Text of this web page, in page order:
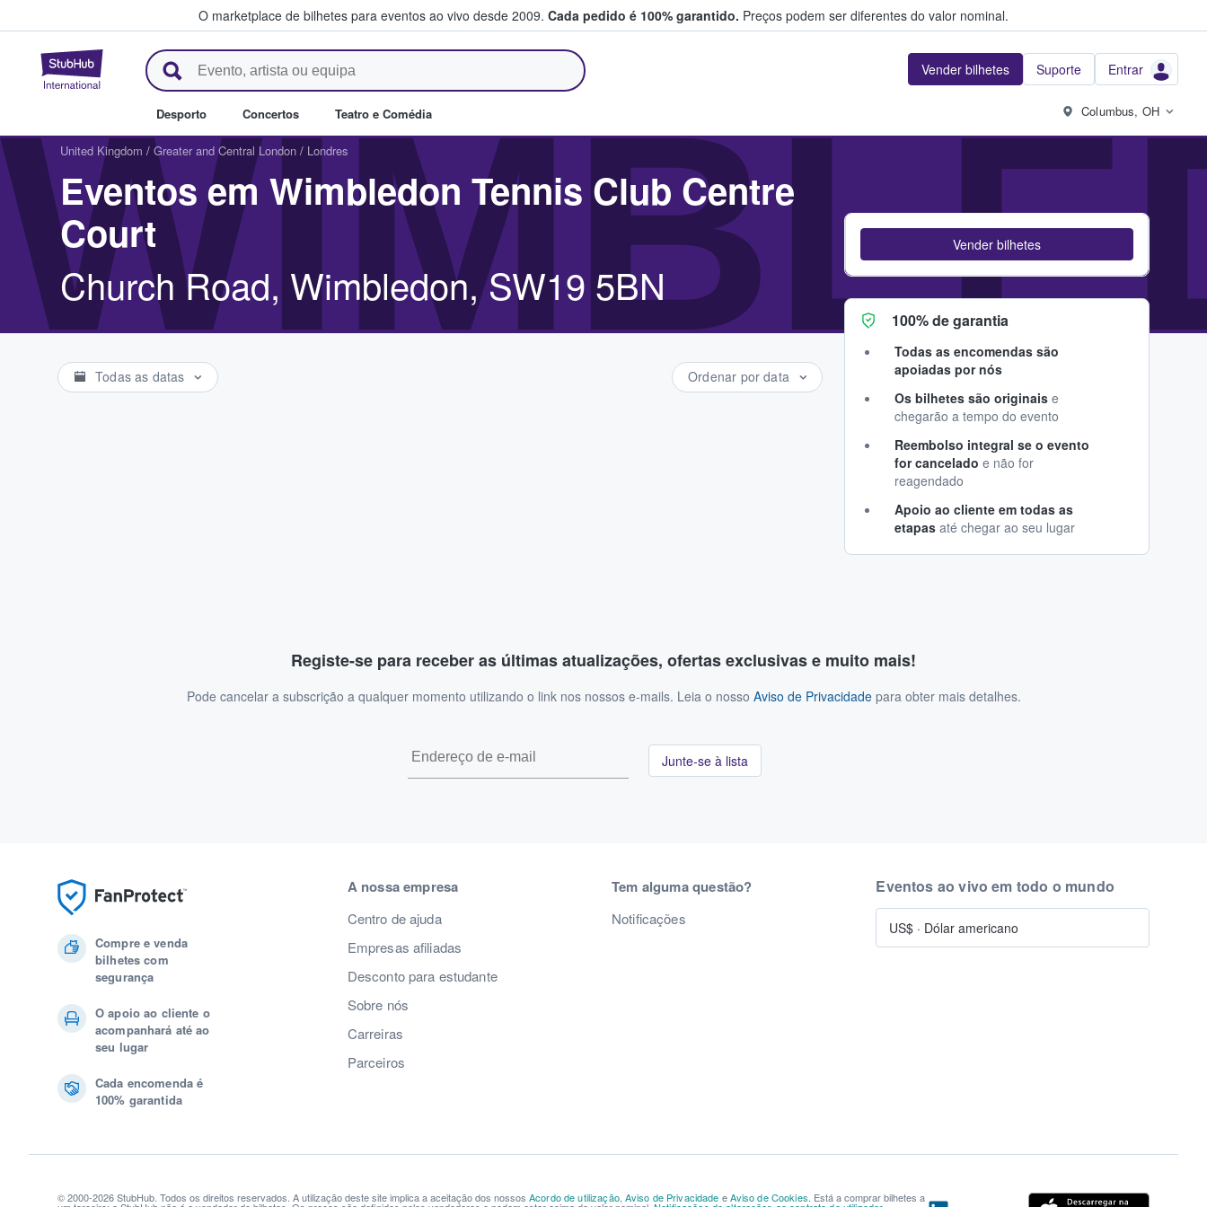
O marketplace de bilhetes para eventos ao vivo desde 2009. Cada pedido é 100% garantido. Preços podem ser diferentes do valor nominal.
StubHub – onde os fãs compram e vendem bilhetes Vender bilhetes Suporte Entrar
Desporto Concertos Teatro e Comédia Columbus, OH
United Kingdom / Greater and Central London / Londres
Eventos em Wimbledon Tennis Club Centre
Court
Church Road, Wimbledon, SW19 5BN
Todas as datas Ordenar por data
Vender bilhetes
100% de garantia
Todas as encomendas são
apoiadas por nós
Os bilhetes são originais e
chegarão a tempo do evento
Reembolso integral se o evento
for cancelado e não for
reagendado
Apoio ao cliente em todas as
etapas até chegar ao seu lugar
Registe-se para receber as últimas atualizações, ofertas exclusivas e muito mais!
Pode cancelar a subscrição a qualquer momento utilizando o link nos nossos e-mails. Leia o nosso Aviso de Privacidadepara obter mais detalhes.
Junte-se à lista
Compre e venda
bilhetes com
segurança
O apoio ao cliente o
acompanhará até ao
seu lugar
Cada encomenda é
100% garantida
A nossa empresa
Centro de ajuda
Empresas afiliadas
Desconto para estudante
Sobre nós
Carreiras
Parceiros
Tem alguma questão?
Notificações
Eventos ao vivo em todo o mundo
US$ · Dólar americano
© 2000-2026 StubHub. Todos os direitos reservados. A utilização deste site implica a aceitação dos nossos Acordo de utilização, Aviso de Privacidade eAviso de Cookies. Está a comprar bilhetes a